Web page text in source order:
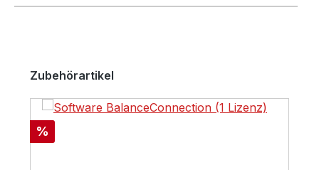
Produktgalerie überspringen
Zubehörartikel
Rabatt
%